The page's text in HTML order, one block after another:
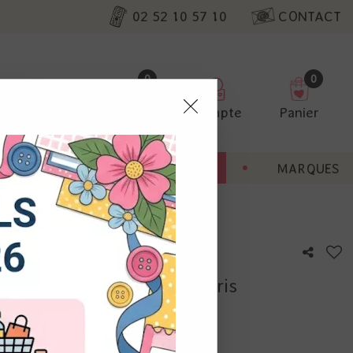
02 52 10 57 10 CONTACT
0
Compte
0
Panier
BONNES AFFAIRES MARQUES
A6 - Les P'tits fonds fleuris
avis !
nos
non
Vous
à droite